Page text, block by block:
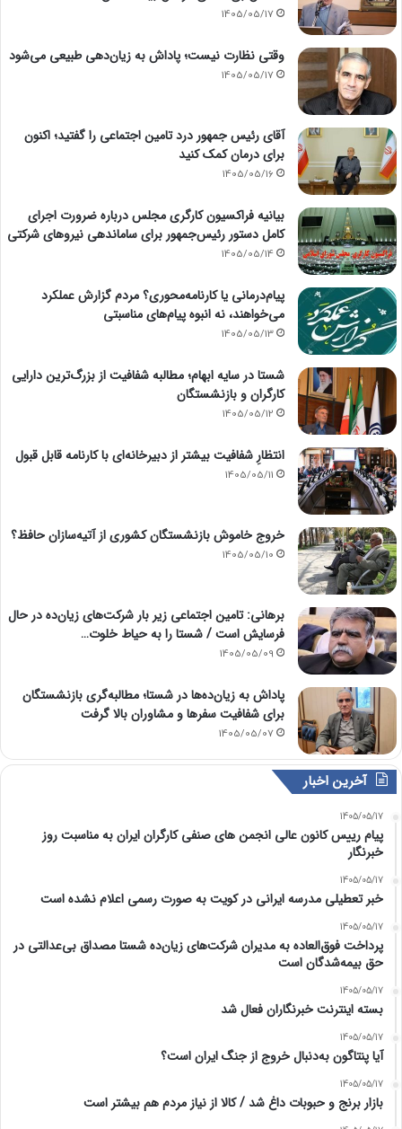
1405/05/17
وقتی نظارت نیست؛ پاداش به زیان‌دهی طبیعی می‌شود
1405/05/17
آقای رئیس جمهور درد تامین اجتماعی را گفتید؛ اکنون
برای درمان کمک کنید
1405/05/16
بیانیه فراکسیون کارگری مجلس درباره ضرورت اجرای
کامل دستور رئیس‌جمهور برای ساماندهی نیروهای شرکتی
1405/05/14
پیام‌درمانی یا کارنامه‌محوری؟ مردم گزارش عملکرد
می‌خواهند، نه انبوه پیام‌های مناسبتی
1405/05/13
شستا در سایه ابهام؛ مطالبه شفافیت از بزرگ‌ترین دارایی
کارگران و بازنشستگان
1405/05/12
انتظارِ شفافیت بیشتر از دبیرخانه‌ای با کارنامه قابل قبول
1405/05/11
خروج خاموش بازنشستگان کشوری از آتیه‌سازان حافظ؟
1405/05/10
برهانی: تامین اجتماعی زیر بار شرکت‌های زیان‌ده در حال
فرسایش است / شستا را به حیاط خلوت…
1405/05/09
پاداش به زیان‌ده‌ها در شستا؛ مطالبه‌گری بازنشستگان
برای شفافیت سفرها و مشاوران بالا گرفت
1405/05/07
آخرین اخبار
1405/05/17
پیام رییس کانون عالی انجمن های صنفی کارگران ایران به مناسبت روز
خبرنگار
1405/05/17
خبر تعطیلی مدرسه ایرانی در کویت به صورت رسمی اعلام نشده است
1405/05/17
پرداخت فوق‌العاده به مدیران شرکت‌های زیان‌ده شستا مصداق بی‌عدالتی در
حق بیمه‌شدگان است
1405/05/17
بسته اینترنت خبرنگاران فعال شد
1405/05/17
آیا پنتاگون به‌دنبال خروج از جنگ ایران است؟
1405/05/17
بازار برنج و حبوبات داغ شد / کالا از نیاز مردم هم بیشتر است